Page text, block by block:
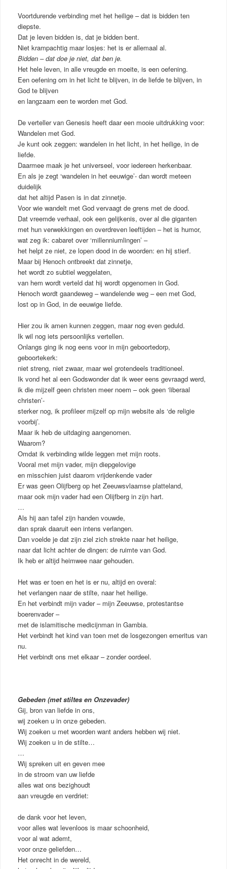
Voortdurende verbinding met het heilige – dat is bidden ten
diepste.
Dat je leven bidden is, dat je bidden bent.
Niet krampachtig maar losjes: het is er allemaal al.
Bidden – dat doe je niet, dat ben je.
Het hele leven, in alle vreugde en moeite, is een oefening.
Een oefening om in het licht te blijven, in de liefde te blijven, in
God te blijven
en langzaam een te worden met God.
De verteller van Genesis heeft daar een mooie uitdrukking voor:
Wandelen met God.
Je kunt ook zeggen: wandelen in het licht, in het heilige, in de
liefde.
Daarmee maak je het universeel, voor iedereen herkenbaar.
En als je zegt ‘wandelen in het eeuwige’- dan wordt meteen
duidelijk
dat het altijd Pasen is in dat zinnetje.
Voor wie wandelt met God vervaagt de grens met de dood.
Dat vreemde verhaal, ook een gelijkenis, over al die giganten
met hun verwekkingen en overdreven leeftijden – het is humor,
wat zeg ik: cabaret over ‘millenniumlingen’ –
het helpt ze niet, ze lopen dood in de woorden: en hij stierf.
Maar bij Henoch ontbreekt dat zinnetje,
het wordt zo subtiel weggelaten,
van hem wordt verteld dat hij wordt opgenomen in God.
Henoch wordt gaandeweg – wandelende weg – een met God,
lost op in God, in de eeuwige liefde.
Hier zou ik amen kunnen zeggen, maar nog even geduld.
Ik wil nog iets persoonlijks vertellen.
Onlangs ging ik nog eens voor in mijn geboortedorp,
geboortekerk:
niet streng, niet zwaar, maar wel grotendeels traditioneel.
Ik vond het al een Godswonder dat ik weer eens gevraagd werd,
ik die mijzelf geen christen meer noem – ook geen ‘liberaal
christen’-
sterker nog, ik profileer mijzelf op mijn website als ‘de religie
voorbij’.
Maar ik heb de uitdaging aangenomen.
Waarom?
Omdat ik verbinding wilde leggen met mijn roots.
Vooral met mijn vader, mijn diepgelovige
en misschien juist daarom vrijdenkende vader
Er was geen Olijfberg op het Zeeuwsvlaamse platteland,
maar ook mijn vader had een Olijfberg in zijn hart.
…
Als hij aan tafel zijn handen vouwde,
dan sprak daaruit een intens verlangen.
Dan voelde je dat zijn ziel zich strekte naar het heilige,
naar dat licht achter de dingen: de ruimte van God.
Ik heb er altijd heimwee naar gehouden.
Het was er toen en het is er nu, altijd en overal:
het verlangen naar de stilte, naar het heilige.
En het verbindt mijn vader – mijn Zeeuwse, protestantse
boerenvader –
met de islamitische medicijnman in Gambia.
Het verbindt het kind van toen met de losgezongen emeritus van
nu.
Het verbindt ons met elkaar – zonder oordeel.
Gebeden (met stiltes en Onzevader)
Gij, bron van liefde in ons,
wij zoeken u in onze gebeden.
Wij zoeken u met woorden want anders hebben wij niet.
Wij zoeken u in de stilte…
…
Wij spreken uit en geven mee
in de stroom van uw liefde
alles wat ons bezighoudt
aan vreugde en verdriet:
de dank voor het leven,
voor alles wat levenloos is maar schoonheid,
voor al wat ademt,
voor onze geliefden…
Het onrecht in de wereld,